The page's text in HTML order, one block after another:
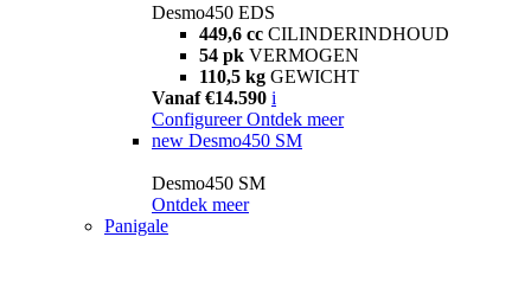
Desmo450 EDS
449,6 cc CILINDERINDHOUD
54 pk VERMOGEN
110,5 kg GEWICHT
Vanaf €14.590 i
Configureer Ontdek meer
new Desmo450 SM
Desmo450 SM
Ontdek meer
Panigale